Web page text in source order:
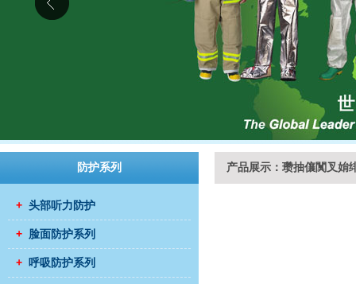
防护系列
+ 头部听力防护
+ 脸面防护系列
+ 呼吸防护系列
产品展示：瓒抽儴闃叉姢